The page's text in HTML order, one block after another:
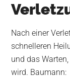
Nach einer
schnelleren
und das
wird. Baumann: